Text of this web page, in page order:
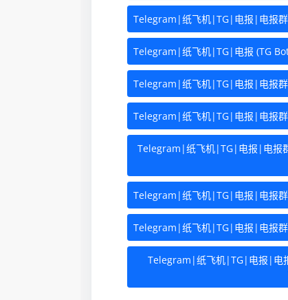
Telegram|纸飞机|TG|电报|电报
Telegram|纸飞机|TG|电报 (TG
Telegram|纸飞机|TG|电报|电报
Telegram|纸飞机|TG|电报|电报群
Telegram|纸飞机|TG|电报|电报
Telegram|纸飞机|TG|电报|电报
Telegram|纸飞机|TG|电报|电报
Telegram|纸飞机|TG|电报|电